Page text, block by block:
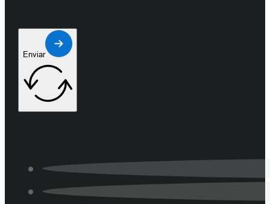
Enviar